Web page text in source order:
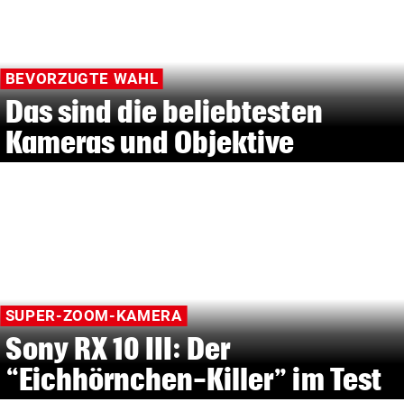
BEVORZUGTE WAHL
Das sind die beliebtesten
Kameras und Objektive
SUPER-ZOOM-KAMERA
Sony RX 10 III: Der
“Eichhörnchen-Killer” im Test